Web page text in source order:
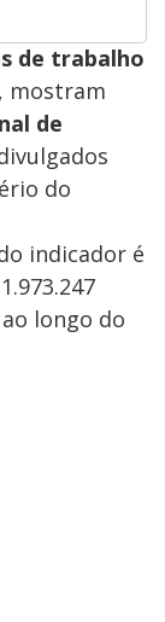
de trabalho
, mostram
de
do
indicador é
longo do